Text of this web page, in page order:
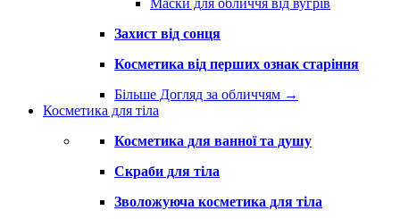
Маски для обличчя від вугрів
Захист від сонця
Косметика від перших ознак старіння
Більше Догляд за обличчям →
Косметика для тіла
Косметика для ванної та душу
Скраби для тіла
Зволожуюча косметика для тіла